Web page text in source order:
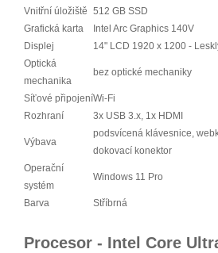
Vnitřní úložiště 512 GB SSD
Grafická karta
Intel Arc Graphics 140V
Displej
14" LCD 1920 x 1200 -
Optická
mechanika
bez optické mechaniky
Síťové připojeníWi-Fi
Rozhraní
3x USB 3.x, 1x HDMI
Výbava
podsvícená klávesnice,
dokovací konektor
Operační
systém
Windows 11 Pro
Barva Stříbrná
Procesor - Intel Core